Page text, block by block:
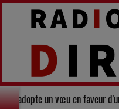
Gers adopte un vœu en